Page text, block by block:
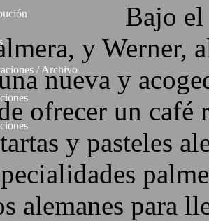
/ Archivo
Bajo
y Werner,
nueva y
ofrecer un café
y pasteles
alemanes para